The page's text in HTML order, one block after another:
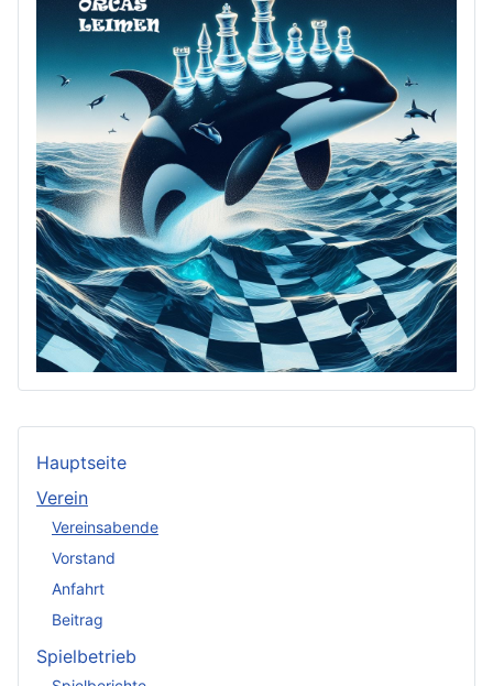
Hauptseite
Verein
Vereinsabende
Vorstand
Anfahrt
Beitrag
Spielbetrieb